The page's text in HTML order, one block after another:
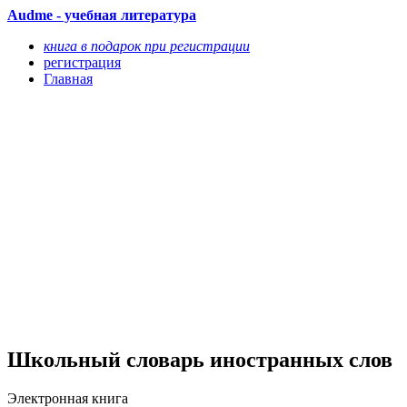
Audme - учебная литература
книга в подарок при регистрации
регистрация
Главная
Школьный словарь иностранных слов
Электронная книга